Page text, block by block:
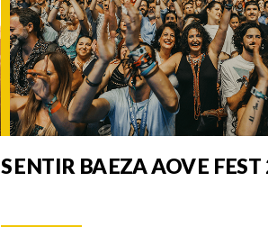
SENTIR BAEZA AOVE FEST